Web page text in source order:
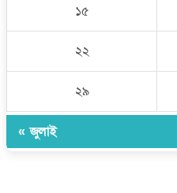
১৫
২২
২৯
« জুলাই